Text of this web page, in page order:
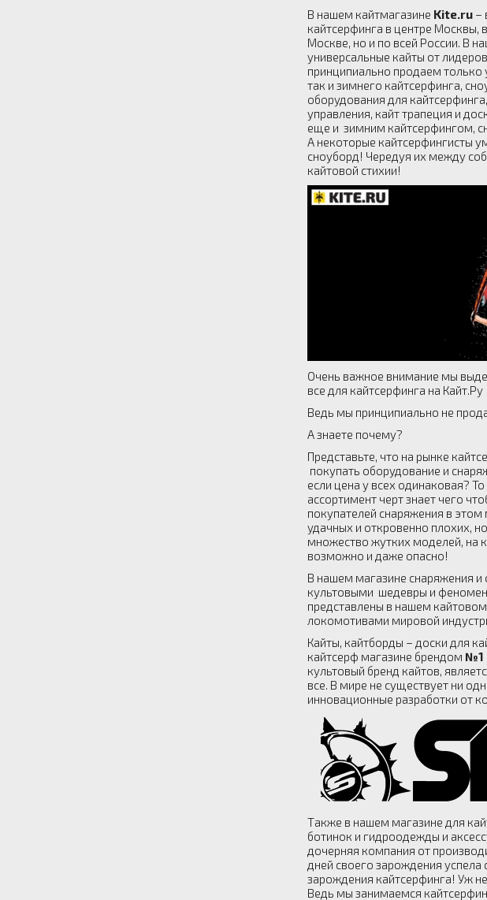
В нашем кайтмагазине Kite.ru –
кайтсерфинга в центре Москвы,
Москве, но и по всей России. В
универсальные кайты от
принципиально продаем только
так и зимнего кайтсерфинга,
оборудования для
управления, кайт трапеция и
еще и зимним кайтсерфингом,
А некоторые кайтсерфингисты
сноуборд! Чередуя их между
кайтовой стихии!
Очень важное внимание мы
все для кайтсерфинга на Кайт.Ру
Ведь мы принципиально не
А знаете почему?
Представьте, что на рынке
покупать оборудование и
если цена у всех одинаковая?
ассортимент черт знает чего
покупателей снаряжения в
удачных и откровенно плохих,
множество жутких моделей, на
возможно и даже опасно!
В нашем магазине снаряжения и
культовыми шедевры и
представлены в нашем
локомотивами мировой
Кайты, кайтборды – доски для
кайтсерф магазине брендом №1
культовый бренд кайтов,
все. В мире не существует ни
инновационные разработки от
Также в нашем магазине для
ботинок и гидроодежды и
дочерняя компания от
дней своего зарождения
зарождения кайтсерфинга! Уж
Ведь мы занимаемся